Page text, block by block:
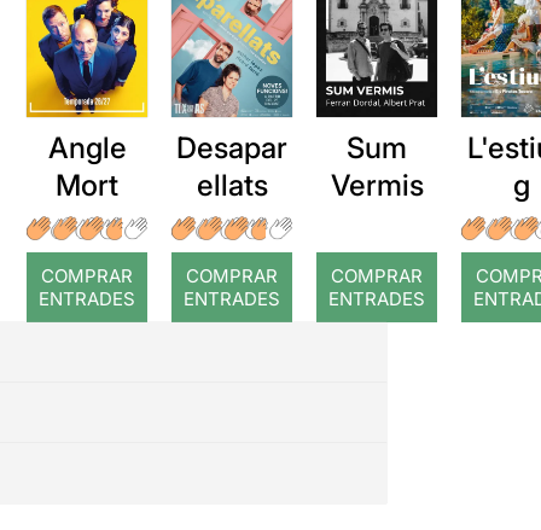
Angle
Mort
COMPRAR
ENTRADES
Desapar
ellats
COMPRAR
ENTRADES
Sum
Vermis
COMPRAR
ENTRADES
g